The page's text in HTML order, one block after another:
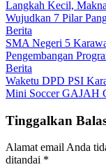
Langkah Kecil,
Wujudkan 7 Pilar
Berita
SMA Negeri 5
Pengembangan
Berita
Waketu DPD PSI
Mini Soccer GAJAH
Tinggalkan
Alamat email Anda
ditandai *